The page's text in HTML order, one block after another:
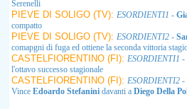
Serenelli
PIEVE DI SOLIGO (TV): ESORDIENTI1 -
compatto
PIEVE DI SOLIGO (TV): ESORDIENTI2 -
comapgni di fuga ed ottiene la seconda vittoria
CASTELFIORENTINO (FI): ESORDIENTI1 -
l'ottavo successo stagionale
CASTELFIORENTINO (FI): ESORDIENTI2 -
Vince Edoardo Stefanini davanti a Diego Della